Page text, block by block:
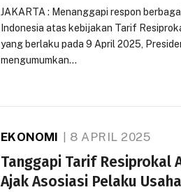
JAKARTA : Menanggapi respon
Indonesia atas kebijakan Tarif
yang berlaku pada 9 April 2025,
mengumumkan…
EKONOMI 8 APRIL 2025
Tanggapi Tarif Resiprokal
Ajak Asosiasi Pelaku